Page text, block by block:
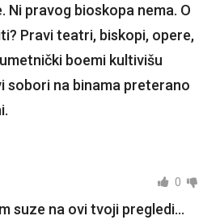
Ni pravog bioskopa nema. O
Pravi teatri, biskopi, opere,
boemi kultivišu
sobori na binama preterano
0
suze na ovi tvoji pregledi…